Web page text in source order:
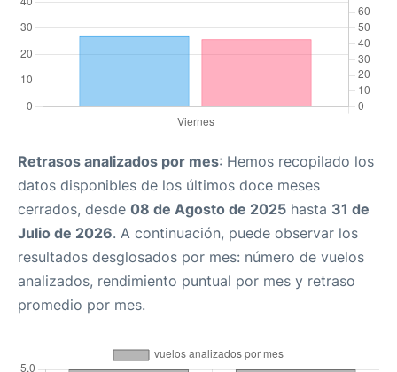
Retrasos analizados por mes: Hemos recopilado los
datos disponibles de los últimos doce meses
cerrados, desde 08 de Agosto de 2025 hasta 31 de
Julio de 2026. A continuación, puede observar los
resultados desglosados por mes: número de vuelos
analizados, rendimiento puntual por mes y retraso
promedio por mes.